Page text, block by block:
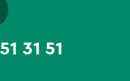
31 51